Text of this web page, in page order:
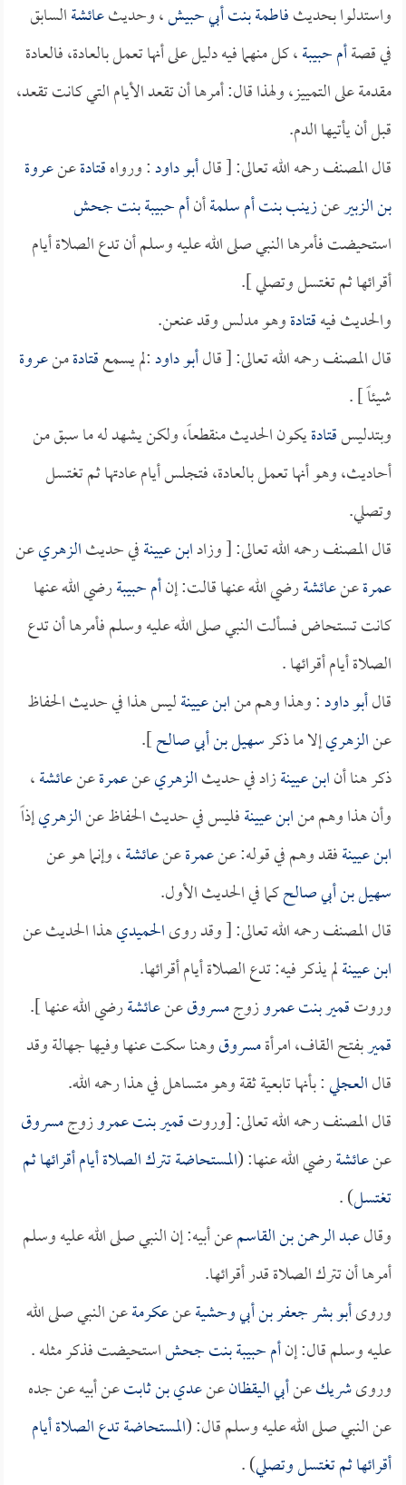
واستدلوا بحديثفاطمة بنت أبي حبيش، وحديثعائشةالسابق
في قصةأم حبيبة، كل منهما فيه دليل على أنها تعمل بالعادة، فالعادة
مقدمة على التمييز، ولهذا قال: أمرها أن تقعد الأيام التي كانت تقعد،
قبل أن يأتيها الدم.
قال المصنف رحمه الله تعالى: [ قالأبو داود: ورواهقتادةعنعروة
بن الزبيرعنزينب بنت أم سلمةأنأم حبيبة بنت جحش
استحيضت فأمرها النبي صلى الله عليه وسلم أن تدع الصلاة أيام
أقرائها ثم تغتسل وتصلي ].
والحديث فيهقتادةوهو مدلس وقد عنعن.
قال المصنف رحمه الله تعالى: [ قالأبو داود:لم يسمعقتادةمنعروة
شيئاً ] .
وبتدليسقتادةيكون الحديث منقطعاً، ولكن يشهد له ما سبق من
أحاديث، وهو أنها تعمل بالعادة، فتجلس أيام عادتها ثم تغتسل
وتصلي.
قال المصنف رحمه الله تعالى: [ وزادابن عيينةفي حديثالزهريعن
عمرةعنعائشةرضي الله عنها قالت: إنأم حبيبةرضي الله عنها
كانت تستحاض فسألت النبي صلى الله عليه وسلم فأمرها أن تدع
الصلاة أيام أقرائها .
قالأبو داود: وهذا وهم منابن عيينةليس هذا في حديث الحفاظ
عنالزهريإلا ما ذكرسهيل بن أبي صالح].
ذكر هنا أنابن عيينةزاد في حديثالزهريعنعمرةعنعائشة،
وأن هذا وهم منابن عيينةفليس في حديث الحفاظ عنالزهريإذاً
ابن عيينةفقد وهم في قوله: عنعمرةعنعائشة، وإنما هو عن
سهيل بن أبي صالحكما في الحديث الأول.
قال المصنف رحمه الله تعالى: [ وقد روىالحميديهذا الحديث عن
ابن عيينةلم يذكر فيه: تدع الصلاة أيام أقرائها.
وروتقمير بنت عمروزوجمسروقعنعائشةرضي الله عنها ].
قميربفتح القاف، امرأةمسروقوهنا سكت عنها وفيها جهالة وقد
قالالعجلي: بأنها تابعية ثقة وهو متساهل في هذا رحمه الله.
قال المصنف رحمه الله تعالى: [وروتقمير بنت عمروزوجمسروق
عنعائشةرضي الله عنها: (المستحاضة تترك الصلاة أيام أقرائها ثم
تغتسل) .
وقالعبد الرحمن بن القاسمعن أبيه: إن النبي صلى الله عليه وسلم
أمرها أن تترك الصلاة قدر أقرائها.
وروىأبو بشر جعفر بن أبي وحشيةعنعكرمةعن النبي صلى الله
عليه وسلم قال: إنأم حبيبة بنت جحشاستحيضت فذكر مثله .
وروىشريكعنأبي اليقظانعنعدي بن ثابتعن أبيه عن جده
عن النبي صلى الله عليه وسلم قال: (المستحاضة تدع الصلاة أيام
أقرائها ثم تغتسل وتصلي) .